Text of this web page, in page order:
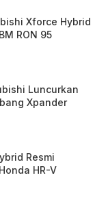
Xforce Hybrid
RON 95
Luncurkan
Xpander
Resmi
HR-V